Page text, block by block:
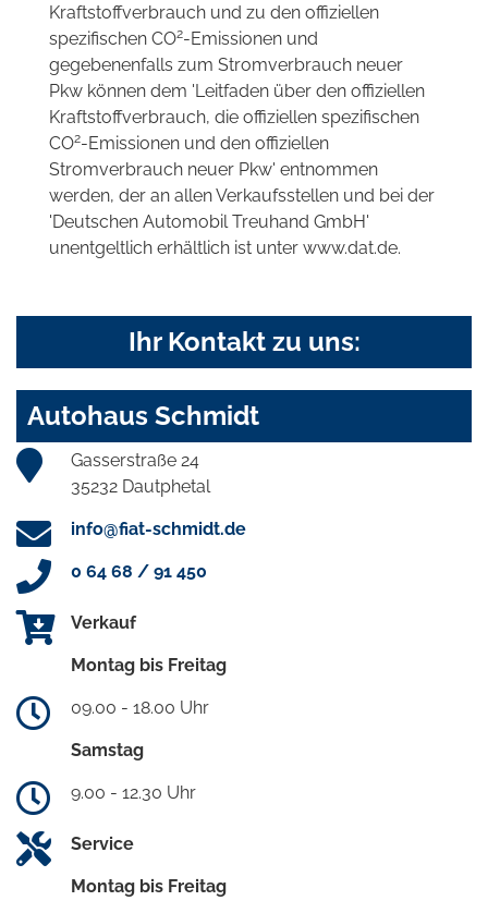
Kraftstoffverbrauch und zu den offiziellen
spezifischen CO2-Emissionen und
gegebenenfalls zum Stromverbrauch neuer
Pkw können dem 'Leitfaden über den offiziellen
Kraftstoffverbrauch, die offiziellen spezifischen
CO2-Emissionen und den offiziellen
Stromverbrauch neuer Pkw' entnommen
werden, der an allen Verkaufsstellen und bei der
'Deutschen Automobil Treuhand GmbH'
unentgeltlich erhältlich ist unter www.dat.de.
Ihr Kontakt zu uns:
Autohaus Schmidt
Gasserstraße 24
35232 Dautphetal
info@fiat-schmidt.de
0 64 68 / 91 450
Verkauf
Montag bis Freitag
09.00 - 18.00 Uhr
Samstag
9.00 - 12.30 Uhr
Service
Montag bis Freitag